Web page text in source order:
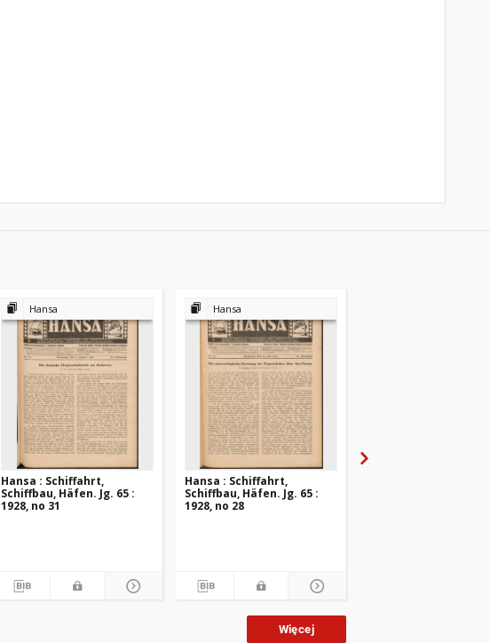
Hansa
Hansa : Schiffahrt,
Schiffbau, Häfen. Jg. 65 :
1928, no 31
Hansa
Hansa : Schiffahrt,
Schiffbau, Häfen. Jg. 65 :
1928, no 28
Więcej